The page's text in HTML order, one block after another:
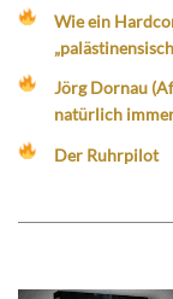
Wie ein
Jörg Dornau
natürlich
Der Ruhrpilot